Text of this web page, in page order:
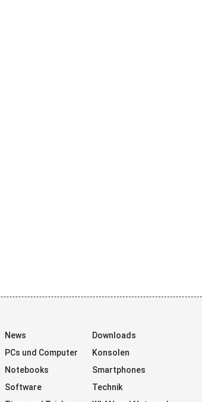
News
Downloads
PCs und Computer
Konsolen
Notebooks
Smartphones
Software
Technik